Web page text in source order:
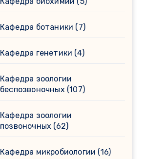
Кафедра ботаники (7)
Кафедра генетики (4)
Кафедра зоологии
беспозвоночных (107)
Кафедра зоологии
позвоночных (62)
Кафедра микробиологии (16)